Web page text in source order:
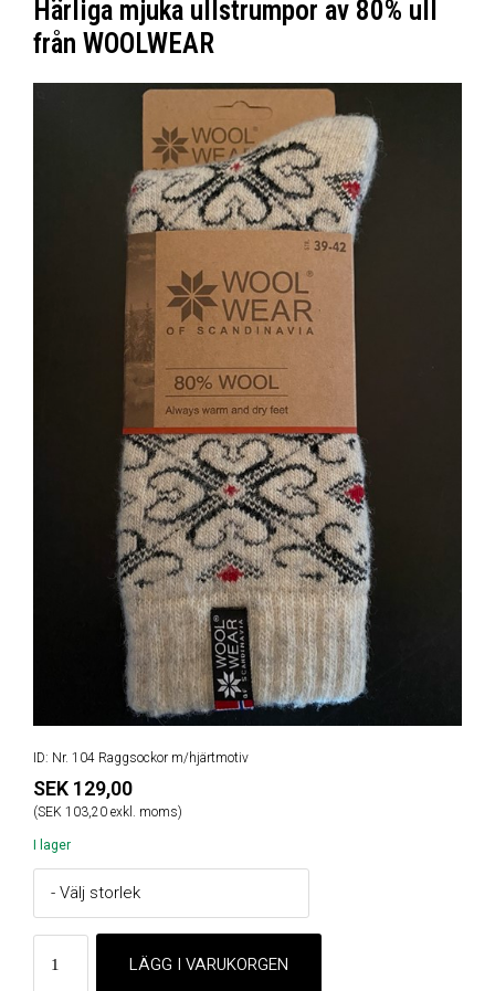
Härliga mjuka ullstrumpor av 80% ull
från WOOLWEAR
ID: Nr. 104 Raggsockor m/hjärtmotiv
SEK 129,00
(SEK 103,20 exkl. moms)
I lager